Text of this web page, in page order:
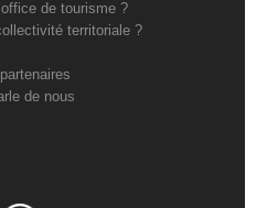
de tourisme ?
territoriale ?
de nous